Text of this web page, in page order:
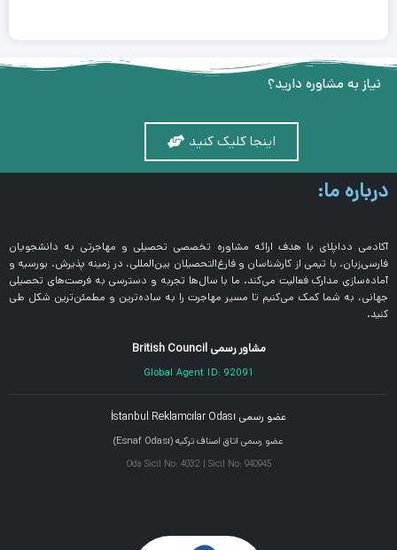
نیاز به مشاوره دارید؟
اینجا کلیک کنید
درباره ما:
آکادمی دداپلای با هدف ارائه مشاوره تخصصی تحصیلی و مهاجرتی به دانشجویان
فارسی‌زبان، با تیمی از کارشناسان و فارغ‌التحصیلان بین‌المللی، در زمینه پذیرش، بورسیه و
آماده‌سازی مدارک فعالیت می‌کند. ما با سال‌ها تجربه و دسترسی به فرصت‌های تحصیلی
جهانی، به شما کمک می‌کنیم تا مسیر مهاجرت را به ساده‌ترین و مطمئن‌ترین شکل طی
کنید.
مشاور رسمی British Council
Global Agent ID: 92091
عضو رسمی İstanbul Reklamcılar Odası
عضو رسمی اتاق اصناف ترکیه (Esnaf Odası)
Oda Sicil No: 4032 | Sicil No: 940945